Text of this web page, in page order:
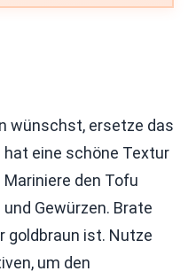
wünschst, ersetze das
eine schöne Textur
den Tofu
Gewürzen. Brate
goldbraun ist. Nutze
um den